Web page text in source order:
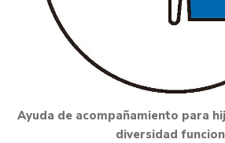
Ayuda de acompañamiento para
diversidad